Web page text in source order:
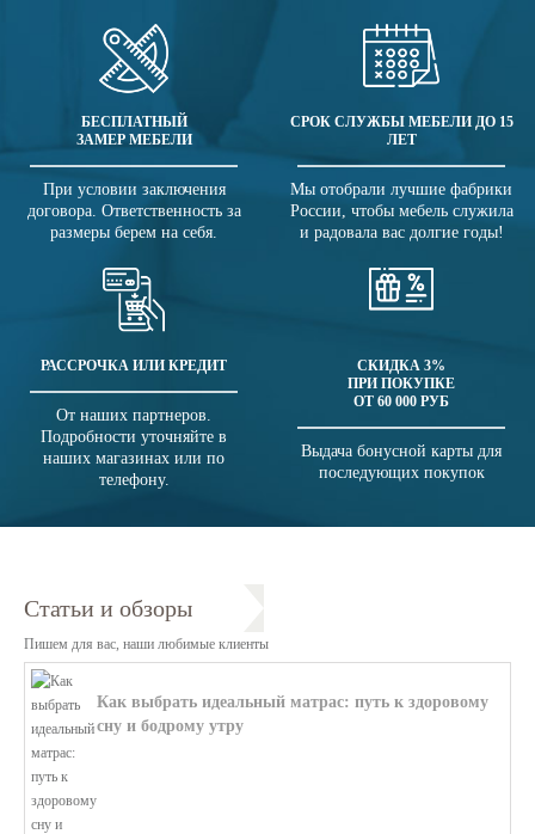
БЕСПЛАТНЫЙ
ЗАМЕР МЕБЕЛИ
При условии заключения
договора. Ответственность за
размеры берем на себя.
СРОК СЛУЖБЫ МЕБЕЛИ ДО 15
ЛЕТ
Мы отобрали лучшие фабрики
России, чтобы мебель служила
и радовала вас долгие годы!
РАССРОЧКА ИЛИ КРЕДИТ
От наших партнеров.
Подробности уточняйте в
наших магазинах или по
телефону.
СКИДКА 3%
ПРИ ПОКУПКЕ
ОТ 60 000 РУБ
Выдача бонусной карты для
последующих покупок
Статьи и обзоры
Пишем для вас, наши любимые клиенты
Как выбрать идеальный матрас: путь к здоровому
сну и бодрому утру